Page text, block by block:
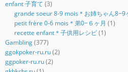
enfant 子育て (3)
grande soeur 8-9 mois＊お姉ちゃん8−9
petit frère 0-6 mois＊弟0−６ヶ月 (1)
recette enfant＊子供用レシピ(1)
Gambling(377)
ggokpoker-ru.ru(2)
ggpoker-ru.ru(2)